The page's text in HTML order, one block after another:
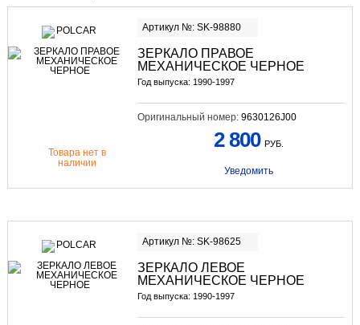
Артикул №: SK-98880
ЗЕРКАЛО ПРАВОЕ
МЕХАНИЧЕСКОЕ ЧЕРНОЕ
Год выпуска: 1990-1997
Оригинальный номер: 9630126J00
Товара нет в
наличии
2 800 РУБ.
Уведомить
Артикул №: SK-98625
ЗЕРКАЛО ЛЕВОЕ
МЕХАНИЧЕСКОЕ ЧЕРНОЕ
Год выпуска: 1990-1997